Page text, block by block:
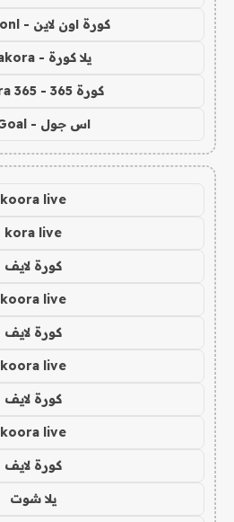
كورة اون لاين - koora onl
يلا كورة - yallakora
كورة 365 - kooora 365
اس جول - AS Goal
koora live
kora live
كورة لايف
koora live
كورة لايف
koora live
كورة لايف
koora live
كورة لايف
يلا شوت